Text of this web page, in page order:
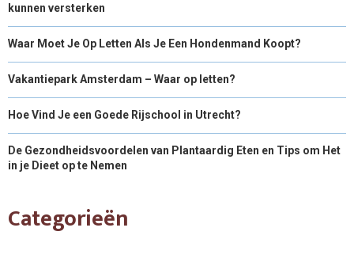
kunnen versterken
Waar Moet Je Op Letten Als Je Een Hondenmand Koopt?
Vakantiepark Amsterdam – Waar op letten?
Hoe Vind Je een Goede Rijschool in Utrecht?
De Gezondheidsvoordelen van Plantaardig Eten en Tips om Het
in je Dieet op te Nemen
Categorieën